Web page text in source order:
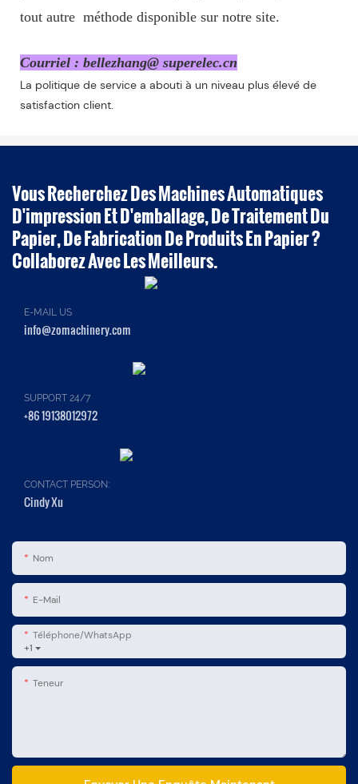
tout autre méthode disponible sur notre site.
Courriel : bellezhang@ superelec.cn
La politique de service a abouti à un niveau plus élevé de
satisfaction client.
Vous Recherchez Des Machines Automatiques
D'impression Et D'emballage, De Traitement Du
Papier, De Fabrication De Produits En Papier ?
Collaborez Avec Les Meilleurs.
E-MAIL US
info@zomachinery.com
SUPPORT 24/7
+86 19138012972
CONTACT PERSON:
Cindy Xu
Nom
E-Mail
+1
Téléphone/WhatsApp
Teneur